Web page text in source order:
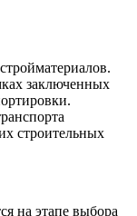
заключенных
строительных
на этапе выбора